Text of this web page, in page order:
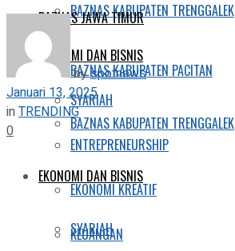
BAZNAS KABUPATEN TRENGGALEK
EKONOMI DAN BISNIS
SYARIAH
ENTREPRENEURSHIP
EKONOMI KREATIF
KEUANGAN
BAZNAS JAWA TIMUR
BAZNAS KABUPATEN PACITAN
BAZNAS KABUPATEN TRENGGALEK
EKONOMI DAN BISNIS
SYARIAH
byspotnews
Januari 13, 2025
inTRENDING
0